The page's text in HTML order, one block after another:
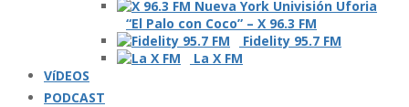
“El Palo con Coco” – X 96.3 FM
Fidelity 95.7 FM
La X FM
VíDEOS
PODCAST